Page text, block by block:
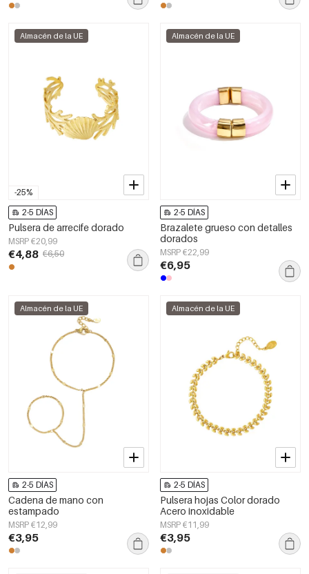
-25%
Almacén de la UE
2-5 DÍAS
Pulsera de arrecife dorado
MSRP €20,99
€4,88 €6,50
Almacén de la UE
2-5 DÍAS
Brazalete grueso con detalles
dorados
MSRP €22,99
€6,95
Almacén de la UE
2-5 DÍAS
Cadena de mano con
estampado
MSRP €12,99
€3,95
Almacén de la UE
2-5 DÍAS
Pulsera hojas Color dorado
Acero inoxidable
MSRP €11,99
€3,95